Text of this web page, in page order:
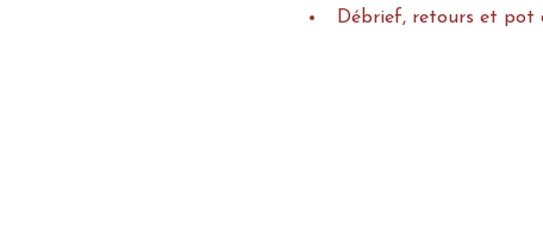
Débrief, retours et pot